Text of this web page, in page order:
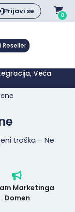
Prijavi se 0
Reseller
Veća
troška – Ne
Marketinga
Domen